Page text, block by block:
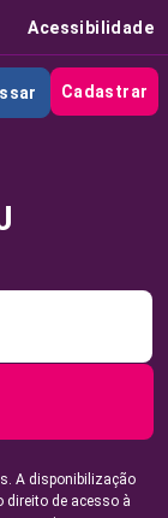
Acessibilidade
Cadastrar
A disponibilização
direito de acesso à